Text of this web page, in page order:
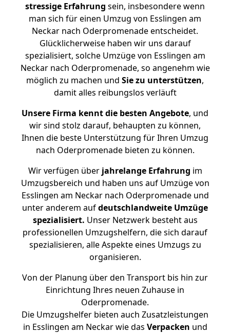
stressige Erfahrung sein, insbesondere wenn
man sich für einen Umzug von Esslingen am
Neckar nach Oderpromenade entscheidet.
Glücklicherweise haben wir uns darauf
spezialisiert, solche Umzüge von Esslingen am
Neckar nach Oderpromenade, so angenehm wie
möglich zu machen und Sie zu unterstützen,
damit alles reibungslos verläuft
Unsere Firma kennt die besten Angebote, und
wir sind stolz darauf, behaupten zu können,
Ihnen die beste Unterstützung für Ihren Umzug
nach Oderpromenade bieten zu können.
Wir verfügen überjahrelange Erfahrung im
Umzugsbereich und haben uns auf Umzüge von
Esslingen am Neckar nach Oderpromenade und
unter anderem aufdeutschlandweite Umzüge
spezialisiert. Unser Netzwerk besteht aus
professionellen Umzugshelfern, die sich darauf
spezialisieren, alle Aspekte eines Umzugs zu
organisieren.
Von der Planung über den Transport bis hin zur
Einrichtung Ihres neuen Zuhause in
Oderpromenade.
Die Umzugshelfer bieten auch Zusatzleistungen
in Esslingen am Neckar wie das Verpacken und